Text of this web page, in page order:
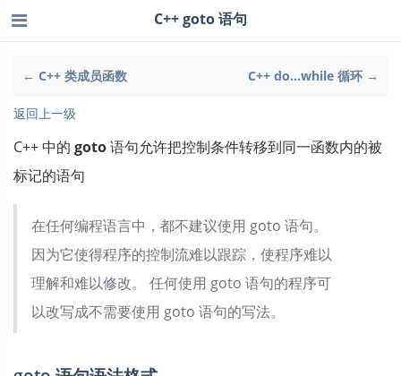
← C++ 类成员函数 C++ do...while 循环 →
C++ goto 语句
返回上一级
C++ 中的 goto语句允许把控制条件转移到同一函数内的被
标记的语句
在任何编程语言中，都不建议使用 goto 语句。
因为它使得程序的控制流难以跟踪，使程序难以
理解和难以修改。 任何使用 goto 语句的程序可
以改写成不需要使用 goto 语句的写法。